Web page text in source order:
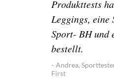
Produkttests
Leggings, eine
Sport- BH und
bestellt.
Andrea,
First